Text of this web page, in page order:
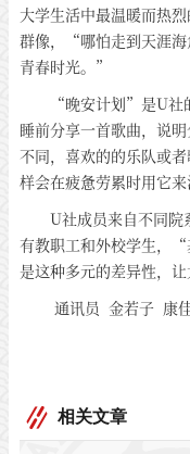
大学生活中最温暖而热
群像，“哪怕走到天涯海
青春时光。”
“晚安计划”是U社
睡前分享一首歌曲，说
不同，喜欢的的乐队或
样会在疲惫劳累时用它
U社成员来自不同院
有教职工和外校学生，
是这种多元的差异性，让
通讯员 金若子 康
相关文章